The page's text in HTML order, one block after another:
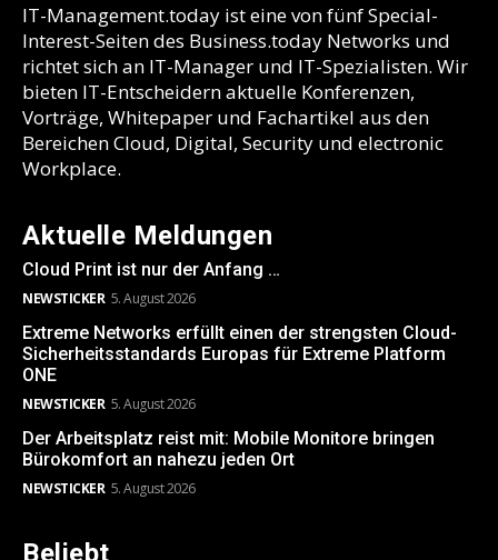
IT-Management.today ist eine von fünf Special-
Interest-Seiten des Business.today Networks und
richtet sich an IT-Manager und IT-Spezialisten. Wir
bieten IT-Entscheidern aktuelle Konferenzen,
Vorträge, Whitepaper und Fachartikel aus den
Bereichen Cloud, Digital, Security und electronic
Workplace.
Aktuelle Meldungen
Cloud Print ist nur der Anfang …
NEWSTICKER 5. August 2026
Extreme Networks erfüllt einen der strengsten Cloud-
Sicherheitsstandards Europas für Extreme Platform
ONE
NEWSTICKER 5. August 2026
Der Arbeitsplatz reist mit: Mobile Monitore bringen
Bürokomfort an nahezu jeden Ort
NEWSTICKER 5. August 2026
Beliebt